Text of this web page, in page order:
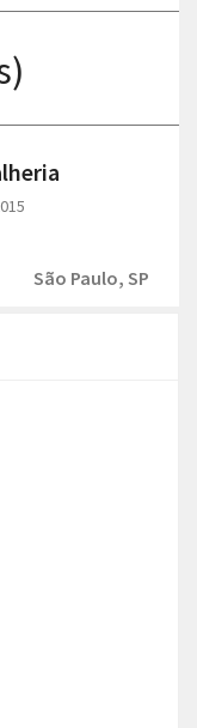
São Paulo, SP